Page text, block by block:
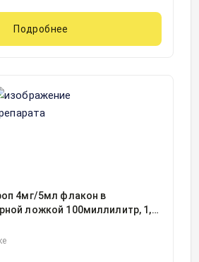
Подробнее
4мг/5мл флакон в
ложкой 100миллилитр, 1,